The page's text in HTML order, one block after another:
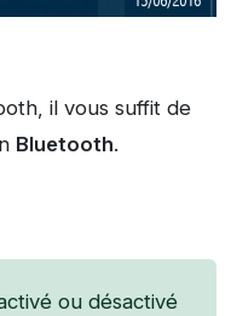
il vous suffit de
Bluetooth.
ou désactivé